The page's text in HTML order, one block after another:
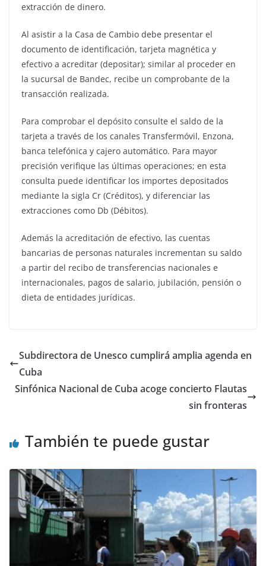
extracción de dinero.
Al asistir a la Casa de Cambio debe presentar el
documento de identificación, tarjeta magnética y
efectivo a acreditar (depositar); similar al proceder en
la sucursal de Bandec, recibe un comprobante de la
transacción realizada.
Para comprobar el depósito consulte el saldo de la
tarjeta a través de los canales Transfermóvil, Enzona,
banca telefónica y cajero automático. Para mayor
precisión verifique las últimas operaciones; en esta
consulta puede identificar los importes depositados
mediante la sigla Cr (Créditos), y diferenciar las
extracciones como Db (Débitos).
Además la acreditación de efectivo, las cuentas
bancarias de personas naturales incrementan su saldo
a partir del recibo de transferencias nacionales e
internacionales, pagos de salario, jubilación, pensión o
dieta de entidades jurídicas.
Subdirectora de Unesco cumplirá amplia agenda en
Cuba
Sinfónica Nacional de Cuba acoge concierto Flautas
sin fronteras
También te puede gustar